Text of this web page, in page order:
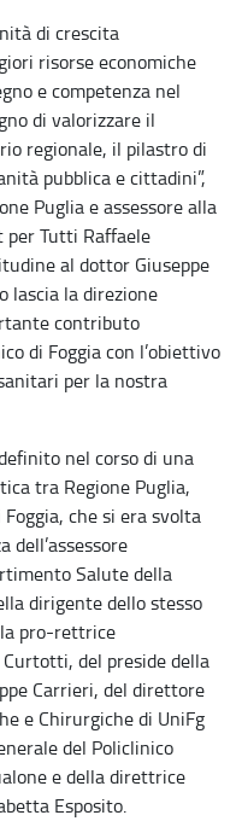
di crescita
risorse economiche
e competenza nel
di valorizzare il
regionale, il pilastro di
pubblica e cittadini”,
Puglia e assessore alla
per Tutti Raffaele
al dottor Giuseppe
lascia la direzione
contributo
di Foggia con l’obiettivo
per la nostra
nel corso di una
tra Regione Puglia,
che si era svolta
Salute della
dirigente dello stesso
pro-rettrice
del preside della
Carrieri, del direttore
e Chirurgiche di UniFg
del Policlinico
e della direttrice
Esposito.